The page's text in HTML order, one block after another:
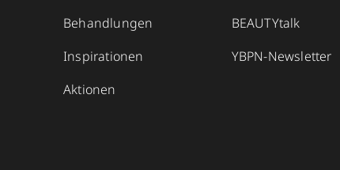
Behandlungen
Inspirationen
Aktionen
BEAUTYtalk
YBPN-Newsletter